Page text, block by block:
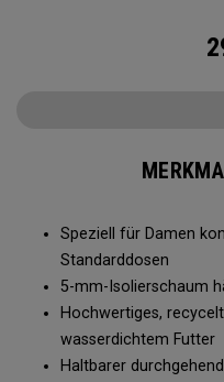
Speziell für Damen
Standarddosen
5-mm-Isolierschaum
Hochwertiges,
wasserdichtem Futter
Haltbarer